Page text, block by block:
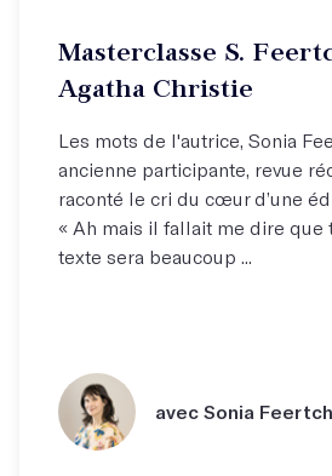
Masterclasse S.
Agatha Christie
Les mots de l'autrice, Sonia
ancienne participante, revue
raconté le cri du cœur d’une
« Ah mais il fallait me dire que
texte sera beaucoup ...
avec Sonia